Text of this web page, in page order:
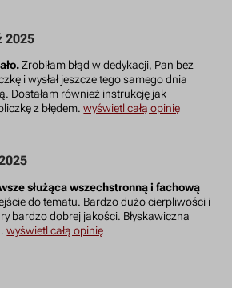
2025
Zrobiłam błąd w dedykacji, Pan bez
i wysłał jeszcze tego samego dnia
Dostałam również instrukcję jak
z błędem.wyświetl całą opinię
służąca wszechstronną i fachową
do tematu. Bardzo dużo cierpliwości i
bardzo dobrej jakości. Błyskawiczna
wyświetl całą opinię